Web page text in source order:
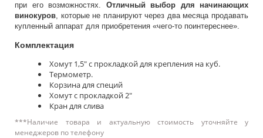
при его возможностях. Отличный выбор для начинающих
винокуров, которые не планируют через два месяца продавать
купленный аппарат для приобретения «чего-то поинтереснее».
Комплектация
Хомут 1,5″ с прокладкой для крепления на куб.
Термометр.
Корзина для специй
Хомут с прокладкой 2″
Кран для слива
***Наличие товара и актуальную стоимость уточняйте у
менеджеров по телефону